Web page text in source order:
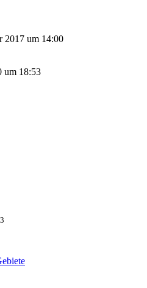
2017 um 14:00
um 18:53